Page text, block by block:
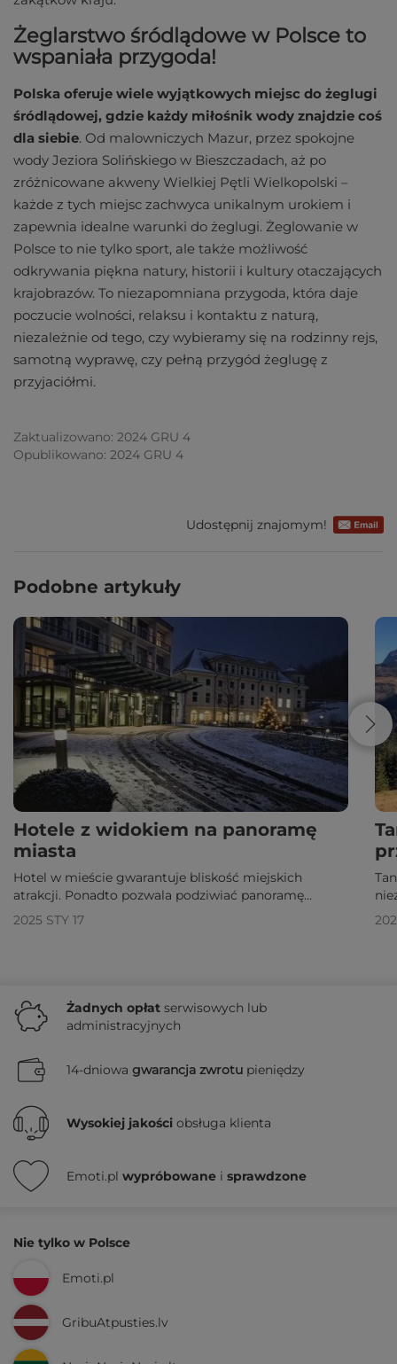
Żeglarstwo śródlądowe w Polsce to
wspaniała przygoda!
Polska oferuje wiele wyjątkowych miejsc do żeglugi
śródlądowej, gdzie każdy miłośnik wody znajdzie coś
dla siebie. Od malowniczych Mazur, przez spokojne
wody Jeziora Solińskiego w Bieszczadach, aż po
zróżnicowane akweny Wielkiej Pętli Wielkopolski –
każde z tych miejsc zachwyca unikalnym urokiem i
zapewnia idealne warunki do żeglugi. Żeglowanie w
Polsce to nie tylko sport, ale także możliwość
odkrywania piękna natury, historii i kultury otaczających
krajobrazów. To niezapomniana przygoda, która daje
poczucie wolności, relaksu i kontaktu z naturą,
niezależnie od tego, czy wybieramy się na rodzinny rejs,
samotną wyprawę, czy pełną przygód żeglugę z
przyjaciółmi.
Zaktualizowano: 2024 GRU 4
Opublikowano: 2024 GRU 4
Udostępnij znajomym!
Podobne artykuły
Hotele z widokiem na panoramę
miasta
Hotel w mieście gwarantuje bliskość miejskich
atrakcji. Ponadto pozwala podziwiać panoramę
miasta. Zobacz, gdzie warto się zatrzymać!
2025 STY 17
Żadnych opłat serwisowych lub
administracyjnych
14-dniowa gwarancja zwrotu pieniędzy
Wysokiej jakości obsługa klienta
Emoti.pl wypróbowane i sprawdzone
Nie tylko w Polsce
Emoti.pl
GribuAtpusties.lv